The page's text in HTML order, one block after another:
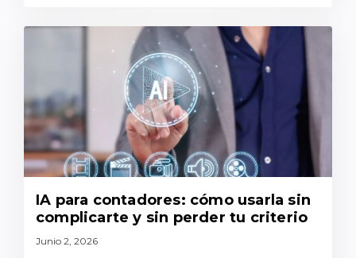
IA para contadores: cómo usarla sin
complicarte y sin perder tu criterio
Junio 2, 2026